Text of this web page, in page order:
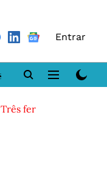
Entrar
DN LAB
graves após